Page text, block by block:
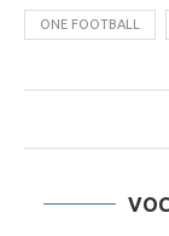
ONE FOOTBALL